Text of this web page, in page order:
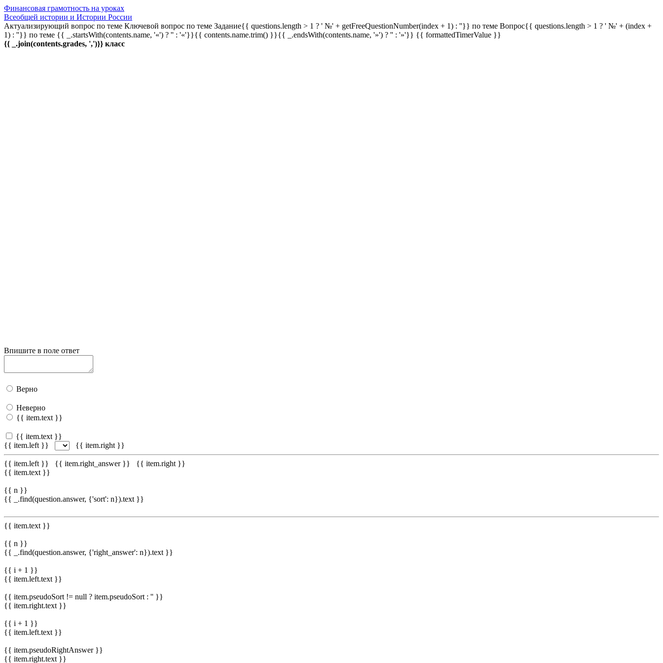
Финансовая грамотность на уроках
Всеобщей истории и Истории России
Актуализирующий вопрос по теме Ключевой вопрос по теме Задание{{ questions.length > 1 ? ' №' + getFreeQuestionNumber(index + 1) : ''}} по теме Вопрос{{ questions.length > 1 ? ' №' + (index +
1) : ''}} по теме {{ _.startsWith(contents.name, '«') ? '' : '«'}}{{ contents.name.trim() }}{{ _.endsWith(contents.name, '»') ? '' : '»'}} {{ formattedTimerValue }}
{{ _.join(contents.grades, ',')}} класс
Впишите в поле ответ
Верно
Неверно
{{ item.text }}
{{ item.text }}
{{ item.left }}
{{ item.right }}
{{ item.left }} {{ item.right_answer }}
{{ item.right }}
{{ item.text }}
{{ n }}
{{ _.find(question.answer, {'sort': n}).text }}
{{ item.text }}
{{ n }}
{{ _.find(question.answer, {'right_answer': n}).text }}
{{ i + 1 }}
{{ item.left.text }}
{{ item.pseudoSort != null ? item.pseudoSort : '' }}
{{ item.right.text }}
{{ i + 1 }}
{{ item.left.text }}
{{ item.pseudoRightAnswer }}
{{ item.right.text }}